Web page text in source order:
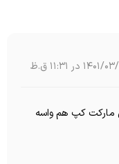
22 در 11:31 ق.ظ
مارکت کپ هم واسه